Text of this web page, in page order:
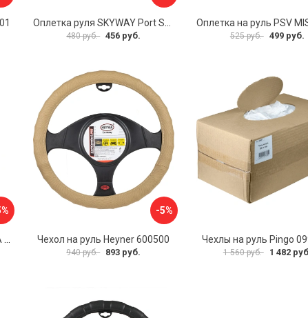
480 руб. 456 руб. 525 руб. 499 руб.
Оплетка на руль PSV MISHKA Premium 136096
-5%
Чехол на руль Heyner 600500
940 руб. 893 руб.
Чехлы на руль Pingo
1 560 руб. 1 482